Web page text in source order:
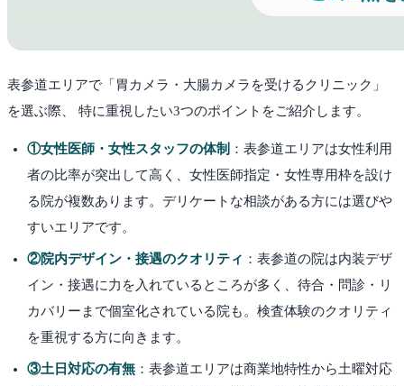
表参道エリアで「胃カメラ・大腸カメラを受けるクリニック」
を選ぶ際、 特に重視したい3つのポイントをご紹介します。
①女性医師・女性スタッフの体制 ：表参道エリアは女性利用
者の比率が突出して高く、女性医師指定・女性専用枠を設け
る院が複数あります。デリケートな相談がある方には選びや
すいエリアです。
②院内デザイン・接遇のクオリティ ：表参道の院は内装デザ
イン・接遇に力を入れているところが多く、待合・問診・リ
カバリーまで個室化されている院も。検査体験のクオリティ
を重視する方に向きます。
③土日対応の有無 ：表参道エリアは商業地特性から土曜対応